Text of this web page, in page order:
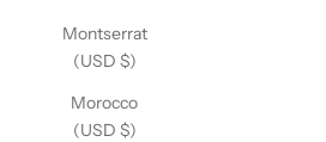
Montserrat
(USD $)
Morocco
(USD $)